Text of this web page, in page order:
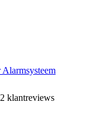
klantreviews